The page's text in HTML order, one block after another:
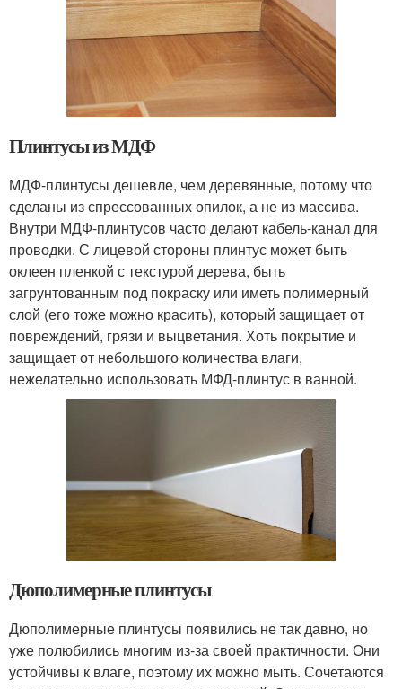
Плинтусы из МДФ
МДФ-плинтусы дешевле, чем деревянные, потому что
сделаны из спрессованных опилок, а не из массива.
Внутри МДФ-плинтусов часто делают кабель-канал для
проводки. С лицевой стороны плинтус может быть
оклеен пленкой с текстурой дерева, быть
загрунтованным под покраску или иметь полимерный
слой (его тоже можно красить), который защищает от
повреждений, грязи и выцветания. Хоть покрытие и
защищает от небольшого количества влаги,
нежелательно использовать МФД-плинтус в ванной.
Дюполимерные плинтусы
Дюполимерные плинтусы появились не так давно, но
уже полюбились многим из-за своей практичности. Они
устойчивы к влаге, поэтому их можно мыть. Сочетаются